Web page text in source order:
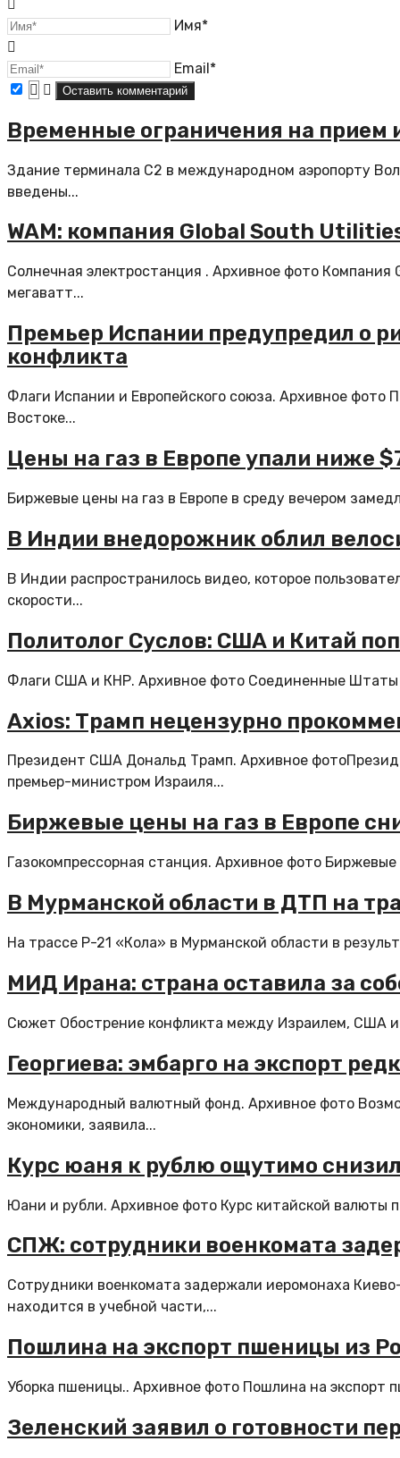
Имя*
Email*
Временные ограничения на прием
Здание терминала C2 в международном аэропорту
введены...
WAM: компания Global South
Солнечная электростанция . Архивное фото
мегаватт...
Премьер Испании предупредил о
конфликта
Флаги Испании и Европейского союза. Архивное
Востоке...
Цены на газ в Европе упали ниже
Биржевые цены на газ в Европе в среду вечером
В Индии внедорожник облил
В Индии распространилось видео, которое
скорости...
Политолог Суслов: США и Китай
Флаги США и КНР. Архивное фото Соединенные Штаты
Axios: Трамп нецензурно
Президент США Дональд Трамп. Архивное
премьер-министром Израиля...
Биржевые цены на газ в Европе
Газокомпрессорная станция. Архивное фото
В Мурманской области в ДТП на
На трассе Р-21 «Кола» в Мурманской области в
МИД Ирана: страна оставила за
Сюжет Обострение конфликта между Израилем, США
Георгиева: эмбарго на экспорт
Международный валютный фонд. Архивное фото
экономики, заявила...
Курс юаня к рублю ощутимо
Юани и рубли. Архивное фото Курс китайской валюты
СПЖ: сотрудники военкомата
Сотрудники военкомата задержали иеромонаха
находится в учебной части,...
Пошлина на экспорт пшеницы из
Уборка пшеницы.. Архивное фото Пошлина на экспорт
Зеленский заявил о готовности